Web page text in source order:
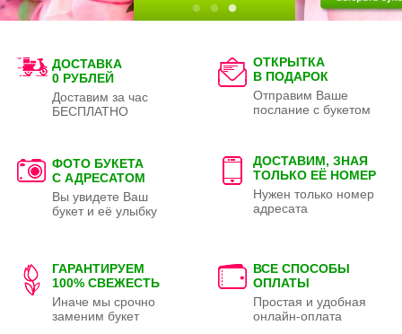
ДОСТАВКА
0 РУБЛЕЙ
Доставим за час
БЕСПЛАТНО
ОТКРЫТКА
В ПОДАРОК
Отправим Ваше
послание с букетом
ФОТО БУКЕТА
С АДРЕСАТОМ
Вы увидете Ваш
букет и её улыбку
ДОСТАВИМ, ЗНАЯ
ТОЛЬКО ЕЁ НОМЕР
Нужен только номер
адресата
ГАРАНТИРУЕМ
100% СВЕЖЕСТЬ
Иначе мы срочно
заменим букет
ВСЕ СПОСОБЫ
ОПЛАТЫ
Простая и удобная
онлайн-оплата